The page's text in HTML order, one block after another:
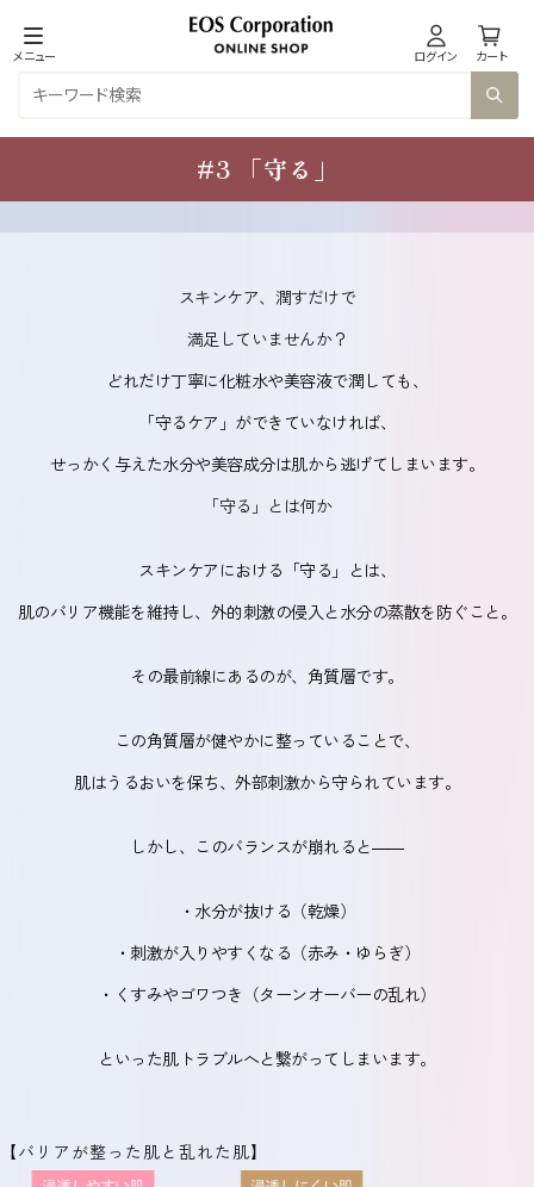
メニュー ログイン カート
#3 「守る」
スキンケア、潤すだけで
満足していませんか？
どれだけ丁寧に化粧水や美容液で潤しても、
「守るケア」ができていなければ、
せっかく与えた水分や美容成分は肌から逃げてしまいます。
「守る」とは何か
スキンケアにおける「守る」とは、
肌のバリア機能を維持し、外的刺激の侵入と水分の蒸散を防ぐこと。
その最前線にあるのが、角質層です。
この角質層が健やかに整っていることで、
肌はうるおいを保ち、外部刺激から守られています。
しかし、このバランスが崩れると――
・水分が抜ける（乾燥）
・刺激が入りやすくなる（赤み・ゆらぎ）
・くすみやゴワつき（ターンオーバーの乱れ）
といった肌トラブルへと繋がってしまいます。
【バリアが整った肌と乱れた肌】